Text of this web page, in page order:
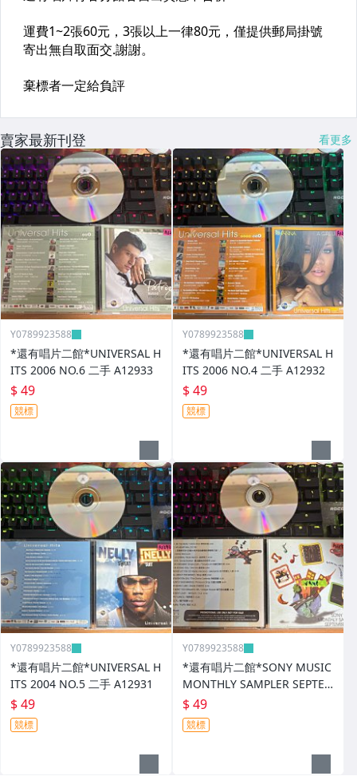
賣家最新刊登 看更多
Y0789923588
*還有唱片二館*UNIVERSAL H
ITS 2006 NO.6 二手 A12933
$ 49
競標
Y0789923588
*還有唱片二館*UNIVERSAL H
ITS 2006 NO.4 二手 A12932
$ 49
競標
Y0789923588
*還有唱片二館*UNIVERSAL H
ITS 2004 NO.5 二手 A12931
$ 49
競標
Y0789923588
*還有唱片二館*SONY MUSIC
MONTHLY SAMPLER SEPTE
MBER 1998 二手 A12930
$ 49
競標